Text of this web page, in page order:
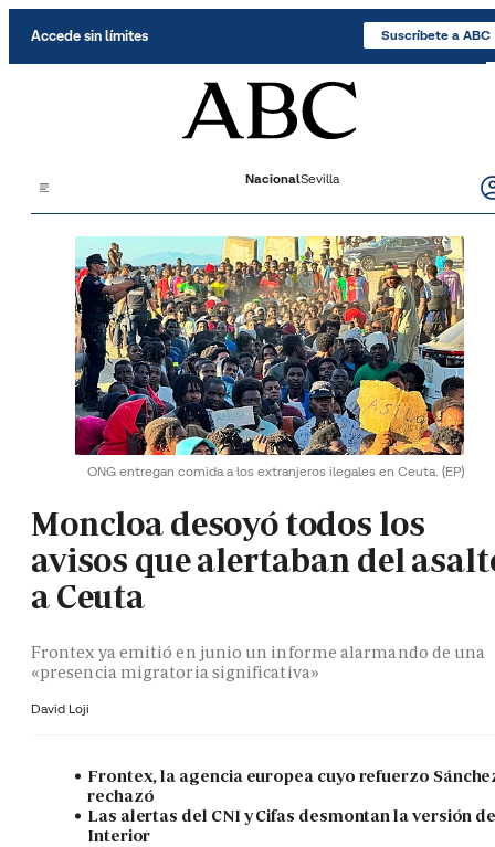
Accede sin límites Suscríbete a ABC
NacionalSevilla
ONG entregan comida a los extranjeros ilegales en Ceuta. (EP)
Moncloa desoyó todos los
avisos que alertaban del
a Ceuta
Frontex ya emitió en junio un informe alarmando de una
«presencia migratoria significativa»
David Loji
Frontex, la agencia europea cuyo refuerzo
rechazó
Las alertas del CNI y Cifas desmontan la versión
Interior